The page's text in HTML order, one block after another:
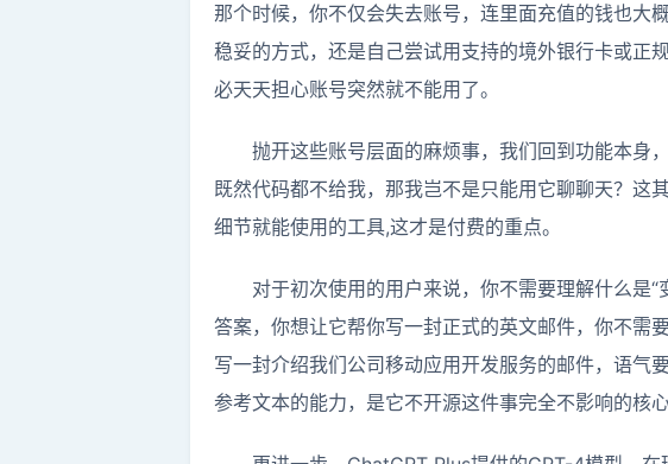
那个时候，你不仅会失去账号，连里面充值的钱也大
稳妥的方式，还是自己尝试用支持的境外银行卡或正
必天天担心账号突然就不能用了。
抛开这些账号层面的麻烦事，我们回到功能本身
既然代码都不给我，那我岂不是只能用它聊聊天？这
细节就能使用的工具,这才是付费的重点。
对于初次使用的用户来说，你不需要理解什么是
答案，你想让它帮你写一封正式的英文邮件，你不需
写一封介绍我们公司移动应用开发服务的邮件，语气
参考文本的能力，是它不开源这件事完全不影响的核